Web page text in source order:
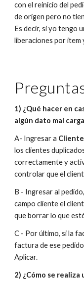
con el reinicio del
de origen pero no
Es decir, si yo tengo
liberaciones por item
1) ¿Qué hacer en
algún dato mal
A- Ingresar a
los clientes
correctamente y
controlar que el
B - Ingresar al
campo cliente el
que borrar lo que
C - Por último, si la
factura de ese
Aplicar.
2) ¿Cómo se